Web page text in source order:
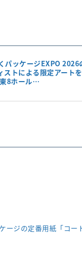
パッケージEXPO
ストによる限定アート
8ホール…
ージの定番用紙「コー